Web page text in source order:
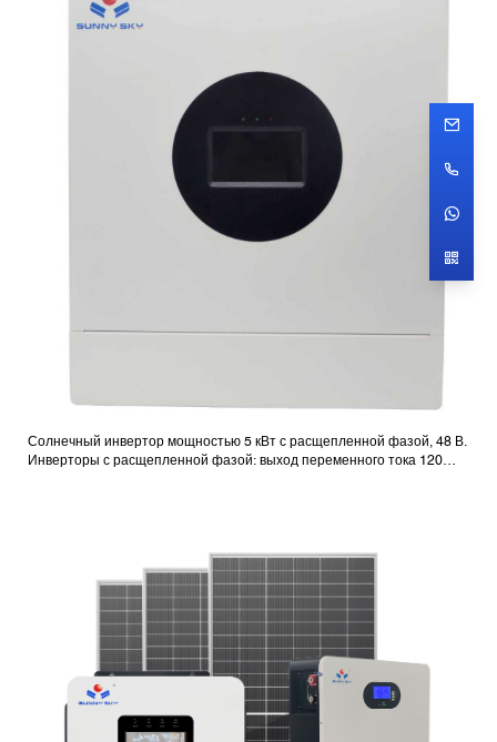
Солнечный инвертор мощностью 5 кВт с расщепленной фазой, 48 В.
Инверторы с расщепленной фазой: выход переменного тока 120